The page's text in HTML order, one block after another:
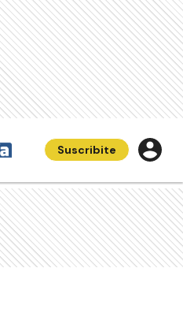
Suscribite